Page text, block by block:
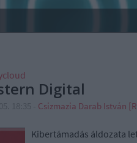
Digital
Csizmazia Darab István
Kibertámadás áldozata